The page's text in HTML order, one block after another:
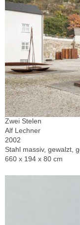
Zwei Stelen
Alf Lechner
2002
Stahl massiv, gewalzt,
660 x 194 x 80 cm